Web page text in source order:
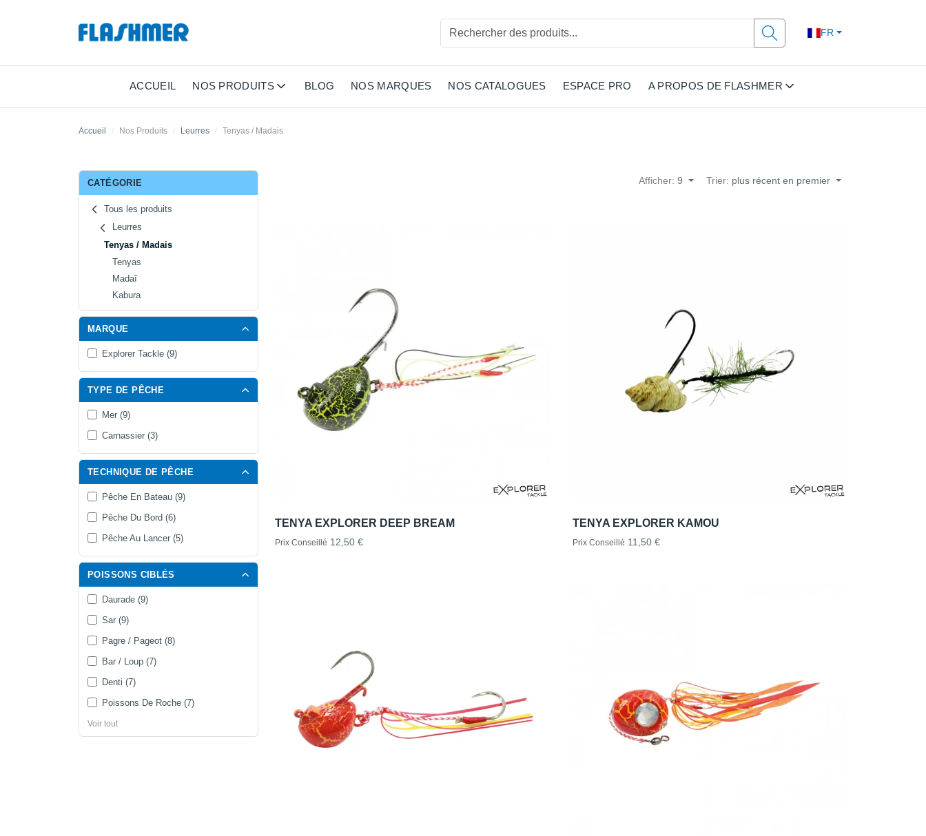
FR
ACCUEIL NOS PRODUITS BLOG NOS MARQUES NOS CATALOGUES ESPACE PRO A PROPOS DE FLASHMER
Accueil Nos Produits Leurres Tenyas / Madais
CATÉGORIE
Tous les produits
Leurres
Tenyas / Madais
Tenyas
Madaî
Kabura
MARQUE
Explorer Tackle (9)
TYPE DE PÊCHE
Mer (9)
Carnassier (3)
TECHNIQUE DE PÊCHE
Pêche En Bateau (9)
Pêche Du Bord (6)
Pêche Au Lancer (5)
POISSONS CIBLÉS
Daurade (9)
Sar (9)
Pagre / Pageot (8)
Bar / Loup (7)
Denti (7)
Poissons De Roche (7)
Voir tout
Afficher:9 Trier: plus récent en premier
TENYA EXPLORER DEEP BREAM
Prix Conseillé 12,50 €
TENYA EXPLORER KAMOU
Prix Conseillé 11,50 €